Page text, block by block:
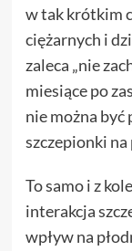
w tak krótkim
ciężarnych i
zaleca „nie
miesiące po
nie można być
szczepionki na
To samo i z
interakcja
wpływ na